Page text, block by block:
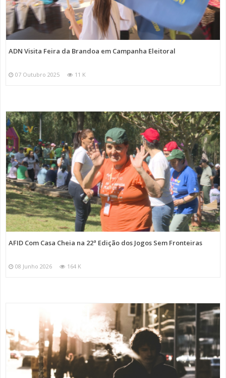
ADN Visita Feira da Brandoa em Campanha Eleitoral
07 Outubro 2025 11 K
AFID Com Casa Cheia na 22ª Edição dos Jogos Sem Fronteiras
08 Junho 2026 164 K